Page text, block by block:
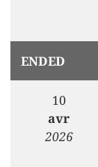
ENDED
10
avr
2026